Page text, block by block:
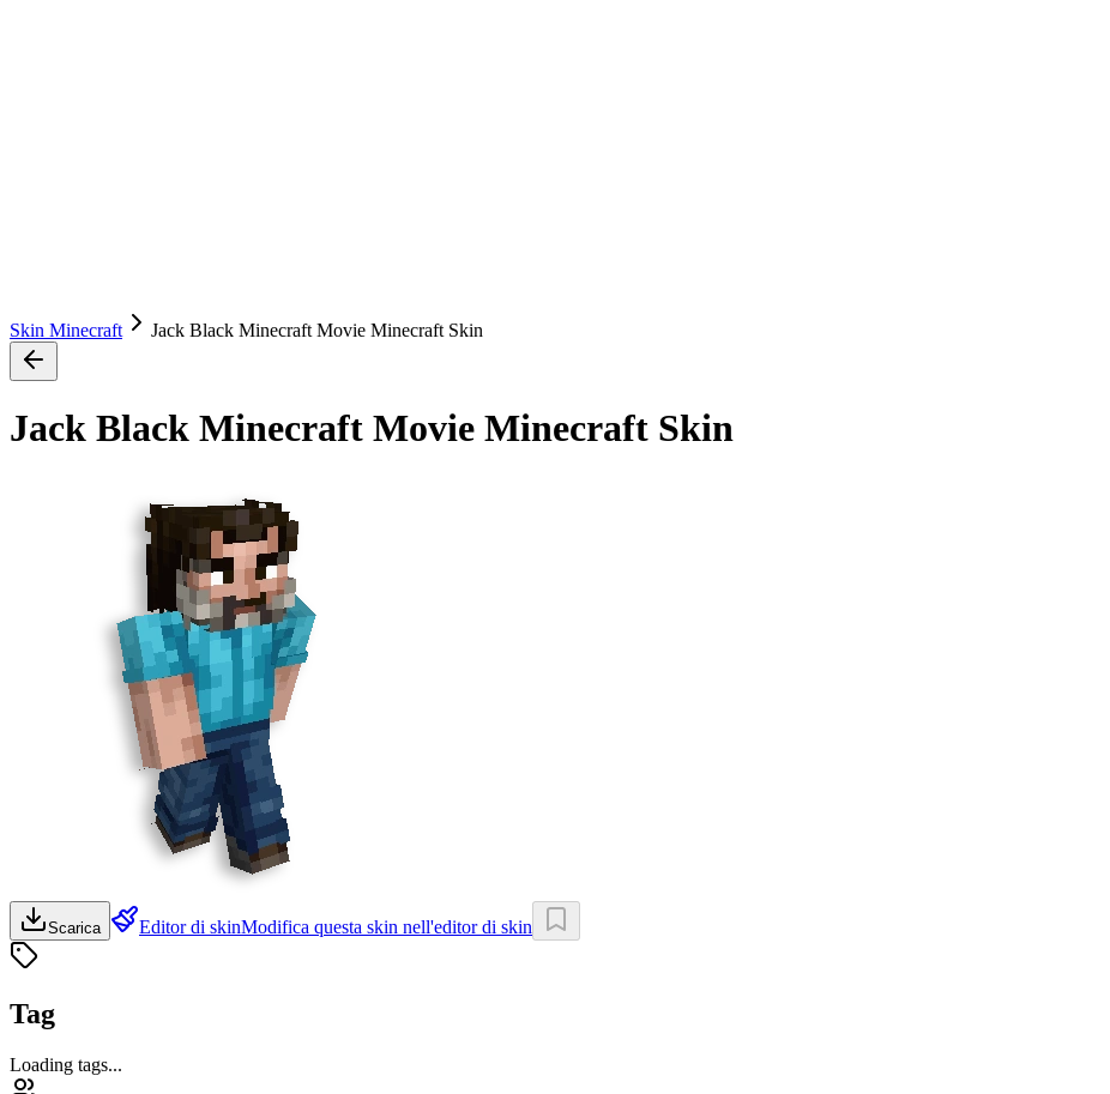
Skin Minecraft Jack Black Minecraft Movie Minecraft Skin
Jack Black Minecraft Movie Minecraft Skin
Scarica Editor di skinModifica questa skin nell'editor di skin
Tag
Loading tags...